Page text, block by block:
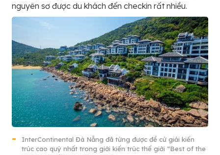
nguyên sơ được du khách đến checkin rất nhiều.
InterContinental Đà Nẵng đã từng được đề cử giải kiến
trúc cao quý nhất trong giới kiến trúc thế giới “Best of the